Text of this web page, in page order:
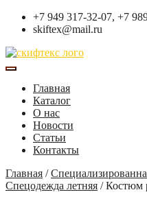
+7 949 317-32-07, +7
skiftex@mail.ru
Главная
Каталог
О нас
Новости
Статьи
Контакты
Главная /
Спецодежда летняя /Костюм